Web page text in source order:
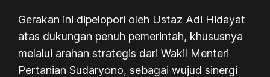
Gerakan ini dipelopori oleh Ustaz Adi Hidayat
atas dukungan penuh pemerintah, khususnya
melalui arahan strategis dari Wakil Menteri
Pertanian Sudaryono, sebagai wujud sinergi